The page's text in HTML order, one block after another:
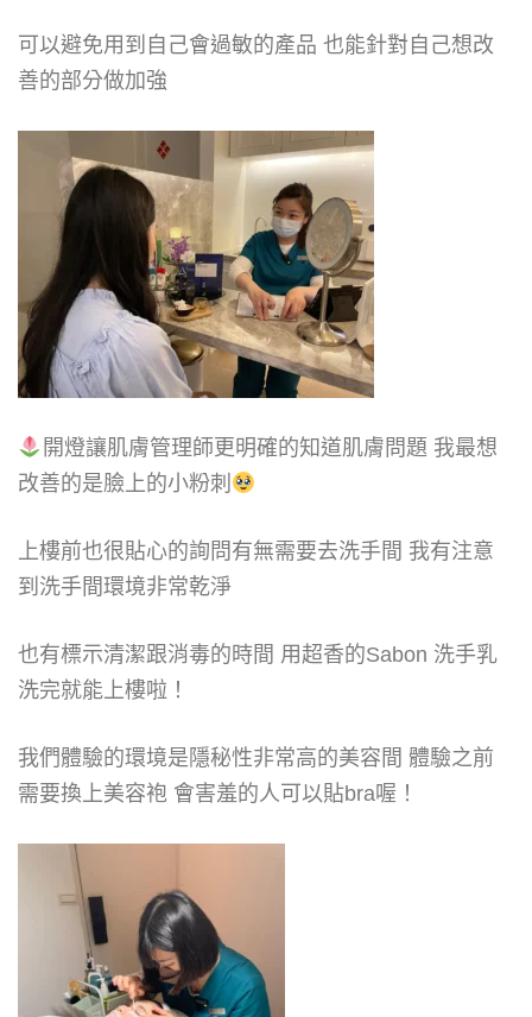
可以避免用到自己會過敏的產品 也能針對自己想改
善的部分做加強
開燈讓肌膚管理師更明確的知道肌膚問題 我最想
改善的是臉上的小粉刺
上樓前也很貼心的詢問有無需要去洗手間 我有注意
到洗手間環境非常乾淨
也有標示清潔跟消毒的時間 用超香的Sabon 洗手乳
洗完就能上樓啦！
我們體驗的環境是隱秘性非常高的美容間 體驗之前
需要換上美容袍 會害羞的人可以貼bra喔！